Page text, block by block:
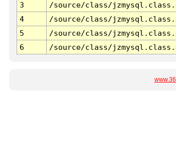
3
/source/class/
4
/source/class/
5
/source/class/
6
/source/class/